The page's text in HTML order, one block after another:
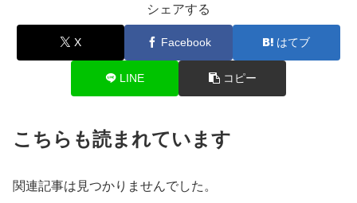
シェアする
X Facebook はてブ
LINE コピー
こちらも読まれています
関連記事は見つかりませんでした。